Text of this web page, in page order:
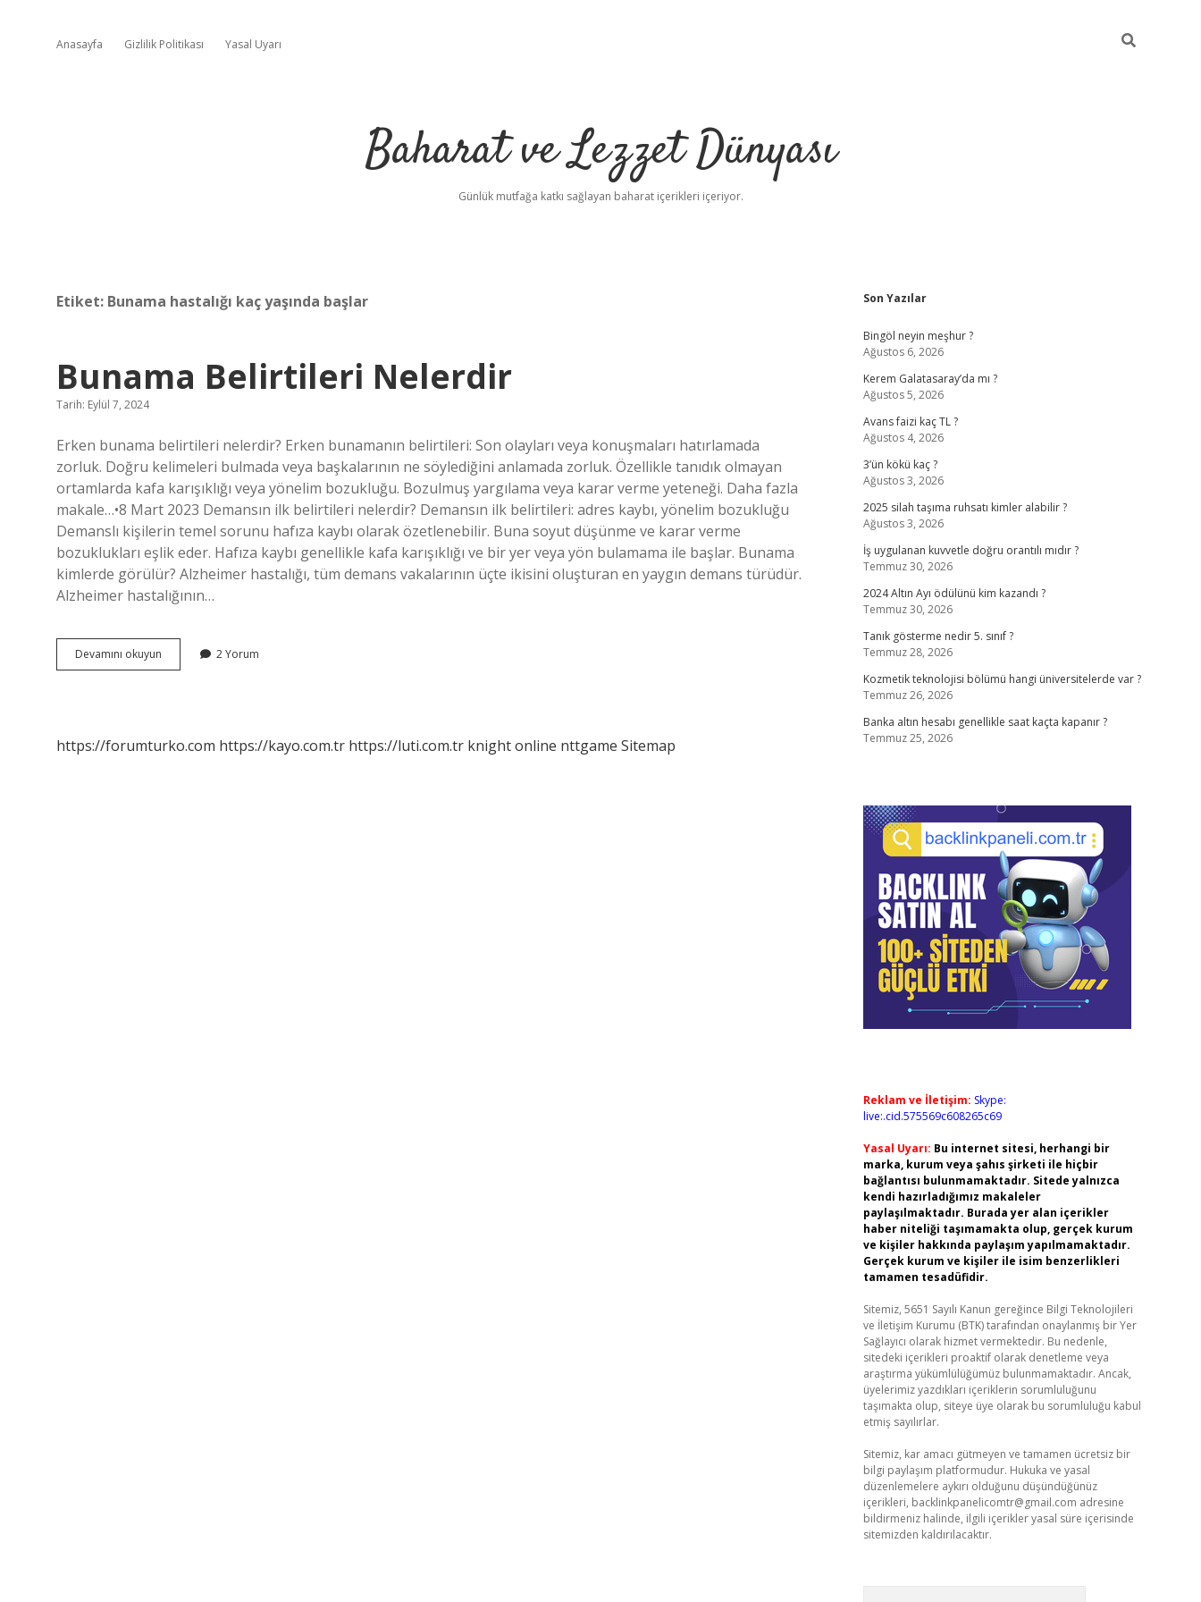
Anasayfa Gizlilik Politikası Yasal Uyarı
Baharat ve Lezzet Dünyası
Günlük mutfağa katkı sağlayan baharat içerikleri içeriyor.
Etiket: Bunama hastalığı kaç yaşında başlar
Bunama Belirtileri Nelerdir
Tarih: Eylül 7, 2024
Erken bunama belirtileri nelerdir? Erken bunamanın belirtileri: Son olayları veya konuşmaları hatırlamada
zorluk. Doğru kelimeleri bulmada veya başkalarının ne söylediğini anlamada zorluk. Özellikle tanıdık olmayan
ortamlarda kafa karışıklığı veya yönelim bozukluğu. Bozulmuş yargılama veya karar verme yeteneği. Daha fazla
makale…•8 Mart 2023 Demansın ilk belirtileri nelerdir? Demansın ilk belirtileri: adres kaybı, yönelim bozukluğu
Demanslı kişilerin temel sorunu hafıza kaybı olarak özetlenebilir. Buna soyut düşünme ve karar verme
bozuklukları eşlik eder. Hafıza kaybı genellikle kafa karışıklığı ve bir yer veya yön bulamama ile başlar. Bunama
kimlerde görülür? Alzheimer hastalığı, tüm demans vakalarının üçte ikisini oluşturan en yaygın demans türüdür.
Alzheimer hastalığının…
Devamını okuyun Bunama
Belirtileri
2 Yorum
https://forumturko.com https://kayo.com.tr https://luti.com.tr knight online nttgame Sitemap
Sidebar
Son Yazılar
Bingöl neyin meşhur ?
Ağustos 6, 2026
Kerem Galatasaray’da mı ?
Ağustos 5, 2026
Avans faizi kaç TL ?
Ağustos 4, 2026
3’ün kökü kaç ?
Ağustos 3, 2026
2025 silah taşıma ruhsatı kimler alabilir ?
Ağustos 3, 2026
İş uygulanan kuvvetle doğru orantılı mıdır ?
Temmuz 30, 2026
2024 Altın Ayı ödülünü kim kazandı ?
Temmuz 30, 2026
Tanık gösterme nedir 5. sınıf ?
Temmuz 28, 2026
Kozmetik teknolojisi bölümü hangi üniversitelerde var ?
Temmuz 26, 2026
Banka altın hesabı genellikle saat kaçta kapanır ?
Temmuz 25, 2026
Reklam ve İletişim: Skype:
live:.cid.575569c608265c69
Yasal Uyarı: Bu internet sitesi, herhangi bir
marka, kurum veya şahıs şirketi ile hiçbir
bağlantısı bulunmamaktadır. Sitede yalnızca
kendi hazırladığımız makaleler
paylaşılmaktadır. Burada yer alan içerikler
haber niteliği taşımamakta olup, gerçek kurum
ve kişiler hakkında paylaşım yapılmamaktadır.
Gerçek kurum ve kişiler ile isim benzerlikleri
tamamen tesadüfidir.
Sitemiz, 5651 Sayılı Kanun gereğince Bilgi Teknolojileri
ve İletişim Kurumu (BTK) tarafından onaylanmış bir Yer
Sağlayıcı olarak hizmet vermektedir. Bu nedenle,
sitedeki içerikleri proaktif olarak denetleme veya
araştırma yükümlülüğümüz bulunmamaktadır. Ancak,
üyelerimiz yazdıkları içeriklerin sorumluluğunu
taşımakta olup, siteye üye olarak bu sorumluluğu kabul
etmiş sayılırlar.
Sitemiz, kar amacı gütmeyen ve tamamen ücretsiz bir
bilgi paylaşım platformudur. Hukuka ve yasal
düzenlemelere aykırı olduğunu düşündüğünüz
içerikleri, backlinkpanelicomtr@gmail.com adresine
bildirmeniz halinde, ilgili içerikler yasal süre içerisinde
sitemizden kaldırılacaktır.